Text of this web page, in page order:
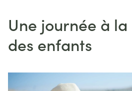
Une journée à
des enfants